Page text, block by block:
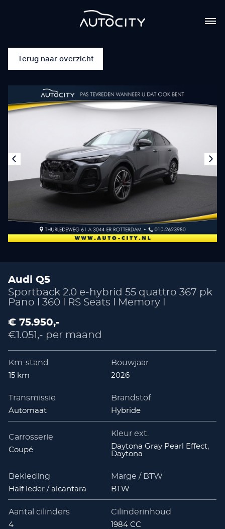
Terug naar overzicht
Audi Q5
Sportback 2.0 e-hybrid 55 quattro 367 pk
Pano l 360 l RS Seats l Memory l
€ 75.950,-
€1.051,- per maand
Km-stand
15 km
Bouwjaar
2026
Transmissie
Automaat
Brandstof
Hybride
Carrosserie
Coupé
Kleur ext.
Daytona Gray Pearl Effect,
Daytona
Bekleding
Half leder / alcantara
Marge / BTW
BTW
Aantal cilinders
4
Cilinderinhoud
1984 CC